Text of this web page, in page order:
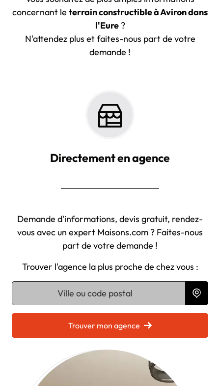
concernant le terrain constructible à Aviron dans
l'Eure?
N'attendez plus et faites-nous part de votre
demande !
Directement en agence
Demande d'informations, devis gratuit, rendez-
vous avec un expert Maisons.com ? Faites-nous
part de votre demande !
Trouver l'agence la plus proche de chez vous :
Chargement...
Trouver mon agence